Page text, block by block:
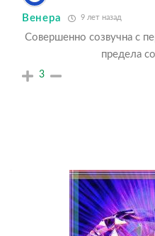
Венера 9 лет назад
Совершенно созвучна с
предела
3